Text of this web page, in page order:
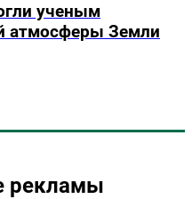
ученым
атмосферы Земли
рекламы